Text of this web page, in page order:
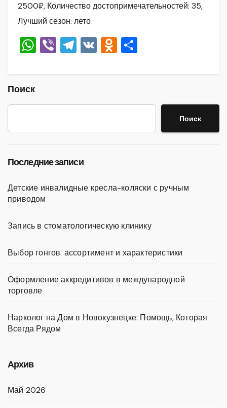
2500₽, Количество достопримечательностей: 35,
Лучший сезон: лето
W
A
p
Vi T
a
m
V O
kl
a
в
и
Поиск
Поиск
Последние записи
Детские инвалидные кресла-коляски с ручным
приводом
Запись в стоматологическую клинику
Выбор гонгов: ассортимент и характеристики
Оформление аккредитивов в международной
торговле
Нарколог на Дом в Новокузнецке: Помощь, Которая
Всегда Рядом
Архив
Май 2026